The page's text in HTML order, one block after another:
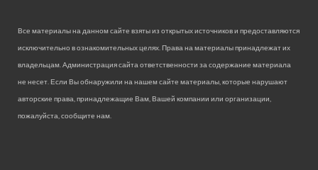
Все материалы на данном сайте взяты из открытых источников и предоставляются
исключительно в ознакомительных целях. Права на материалы принадлежат их
владельцам. Администрация сайта ответственности за содержание материала
не несет. Если Вы обнаружили на нашем сайте материалы, которые нарушают
авторские права, принадлежащие Вам, Вашей компании или организации,
пожалуйста, сообщите нам.